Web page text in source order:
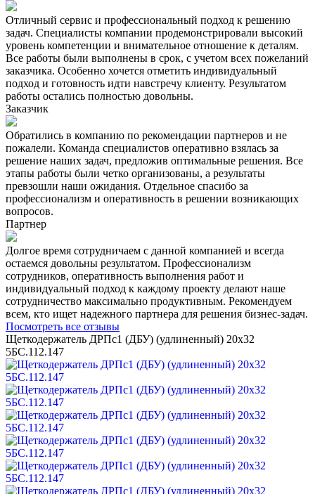
Отличный сервис и профессиональный подход к решению
задач. Специалисты компании продемонстрировали высокий
уровень компетенции и внимательное отношение к деталям.
Все работы были выполнены в срок, с учетом всех пожеланий
заказчика. Особенно хочется отметить индивидуальный
подход и готовность идти навстречу клиенту. Результатом
работы остались полностью довольны.
Заказчик
Обратились в компанию по рекомендации партнеров и не
пожалели. Команда специалистов оперативно взялась за
решение наших задач, предложив оптимальные решения. Все
этапы работы были четко организованы, а результаты
превзошли наши ожидания. Отдельное спасибо за
профессионализм и оперативность в решении возникающих
вопросов.
Партнер
Долгое время сотрудничаем с данной компанией и всегда
остаемся довольны результатом. Профессионализм
сотрудников, оперативность выполнения работ и
индивидуальный подход к каждому проекту делают наше
сотрудничество максимально продуктивным. Рекомендуем
всем, кто ищет надежного партнера для решения бизнес-задач.
Посмотреть все отзывы
Щеткодержатель ДРПс1 (ДБУ) (удлиненный) 20х32
5БС.112.147